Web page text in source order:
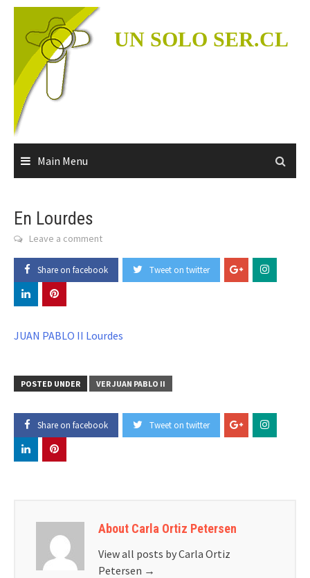
Skip
content
UN SOLO SER.CL
Main Menu
En Lourdes
Leave a comment
Share on facebook Tweet on twitter
JUAN PABLO II Lourdes
POSTED UNDER VER JUAN PABLO II
Share on facebook Tweet on twitter
About Carla Ortiz Petersen
View all posts by Carla Ortiz
Petersen →